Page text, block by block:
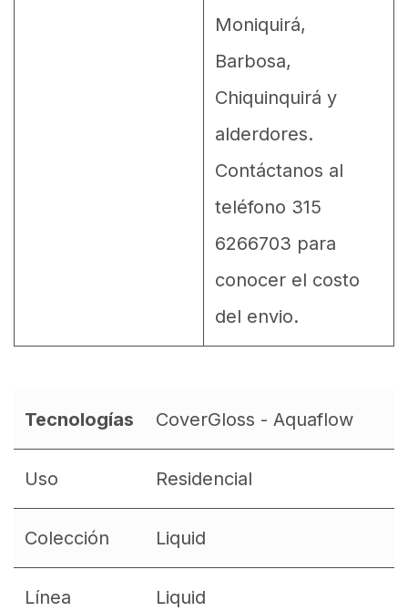
Moniquirá,
Barbosa,
Chiquinquirá y
alderdores.
Contáctanos al
teléfono 315
6266703 para
conocer el costo
del envio.
Tecnologías CoverGloss - Aquaflow
Uso Residencial
Colección Liquid
Línea Liquid